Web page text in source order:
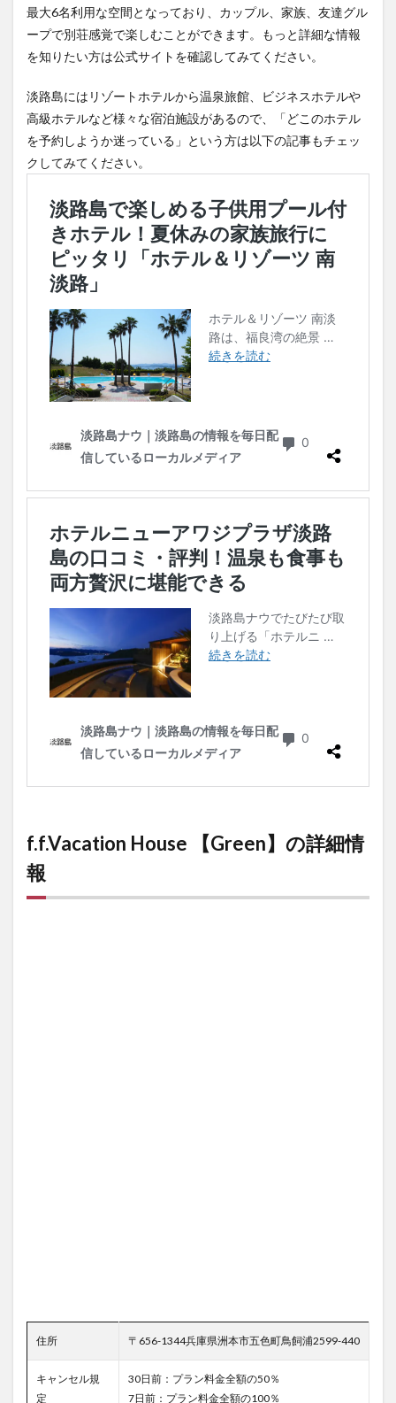
最大6名利用な空間となっており、カップル、家族、友達グル
ープで別荘感覚で楽しむことができます。もっと詳細な情報
を知りたい方は公式サイトを確認してみてください。
淡路島にはリゾートホテルから温泉旅館、ビジネスホテルや
高級ホテルなど様々な宿泊施設があるので、「どこのホテル
を予約しようか迷っている」という方は以下の記事もチェッ
クしてみてください。
f.f.Vacation House 【Green】の詳細情
報
住所 〒656-1344兵庫県洲本市五色町鳥飼浦2599-440
キャンセル規
定
30日前：プラン料金全額の50％
7日前：プラン料金全額の100％